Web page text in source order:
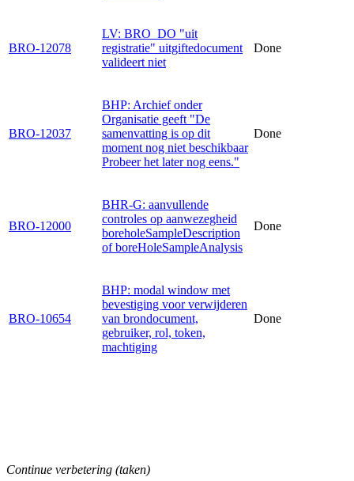
BRO-12078
LV: BRO_DO "uit
registratie" uitgiftedocument
valideert niet
Done
BRO-12037
BHP: Archief onder
Organisatie geeft "De
samenvatting is op dit
moment nog niet beschikbaar
Probeer het later nog eens."
Done
BRO-12000
BHR-G: aanvullende
controles op aanwezegheid
boreholeSampleDescription
of boreHoleSampleAnalysis
Done
BRO-10654
BHP: modal window met
bevestiging voor verwijderen
van brondocument,
gebruiker, rol, token,
machtiging
Done
Continue verbetering (taken)